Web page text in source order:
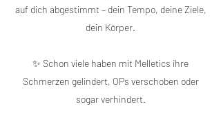
auf dich abgestimmt – dein Tempo, deine Ziele,
dein Körper.
✨ Schon viele haben mit Melletics ihre
Schmerzen gelindert, OPs verschoben oder
sogar verhindert.